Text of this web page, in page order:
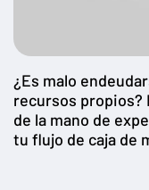
¿Es malo
recursos propios?
de la mano de
tu flujo de caja de